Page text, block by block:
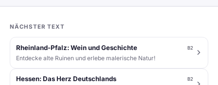
NÄCHSTER TEXT
Rheinland-Pfalz: Wein und Geschichte B2
Entdecke alte Ruinen und erlebe malerische Natur!
Hessen: Das Herz Deutschlands B2